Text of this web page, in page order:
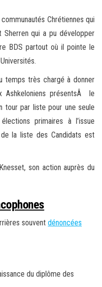
Chrétiennes qui
Sherren qui a pu développer
BDS partout où il pointe le
temps très chargé à donner
Ashkeloniens présentsÂ le
tour par liste pour une seule
primaires à l’issue
la liste des Candidats est
son action auprès du
souvent dénoncées
du diplôme des